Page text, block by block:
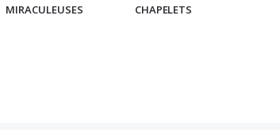
MIRACULEUSES CHAPELETS